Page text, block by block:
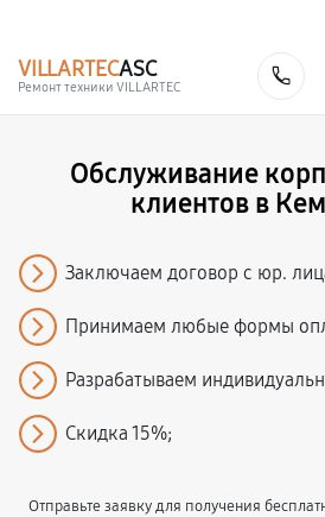
VILLARTECASC
Ремонт техники VILLARTEC
Обслуживание
клиентов в
Заключаем договор с юр.
Принимаем любые формы
Разрабатываем
Скидка 15%;
Отправьте заявку для получения